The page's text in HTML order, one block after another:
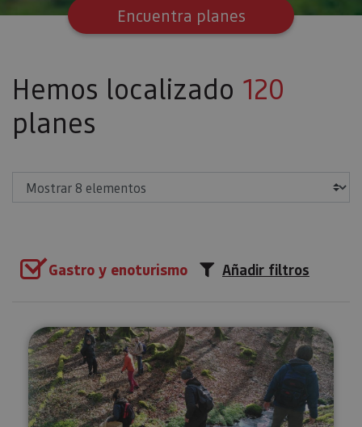
Encuentra planes
Hemos localizado 120
planes
Gastro y enoturismo Añadir filtros
Recolección de setas en